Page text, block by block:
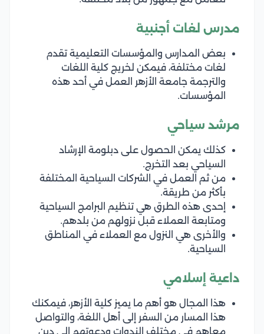
مدرس لغات أجنبية
بعض المدارس والمؤسسات التعليمية تقدم
لغات مختلفة، فيمكن لخريج كلية اللغات
والترجمة جامعة الأزهر العمل في أحد هذه
المؤسسات.
مرشد سياحي
كذلك يمكن الحصول على دبلومة الإرشاد
السياحي بعد التخرج.
من ثم العمل في الشركات السياحية المختلفة
بأكثر من طريقة.
إحدى هذه الطرق هي تنظيم البرامج السياحية
ومتابعة العملاء قبل نزولهم من بلدهم.
والأخرى هي النزول مع العملاء في المناطق
السياحية.
داعية إسلامي
هذا المجال هو أهم ما يميز كلية الأزهر، فيمكنك
هذا المسار من السفر إلى أهل اللغة، والتواصل
معاهم في مختلف الندوات ودعوتهم إلى دين